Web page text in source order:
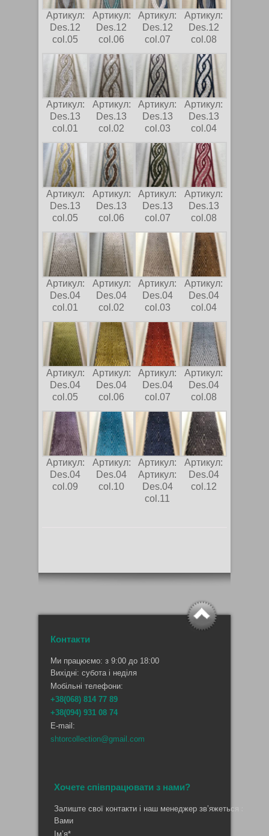
Артикул:
Des.12
col.05
Артикул:
Des.12
col.06
Артикул:
Des.12
col.07
Артикул:
Des.12
col.08
Артикул:
Des.13
col.01
Артикул:
Des.13
col.02
Артикул:
Des.13
col.03
Артикул:
Des.13
col.04
Артикул:
Des.13
col.05
Артикул:
Des.13
col.06
Артикул:
Des.13
col.07
Артикул:
Des.13
col.08
Артикул:
Des.04
col.01
Артикул:
Des.04
col.02
Артикул:
Des.04
col.03
Артикул:
Des.04
col.04
Артикул:
Des.04
col.05
Артикул:
Des.04
col.06
Артикул:
Des.04
col.07
Артикул:
Des.04
col.08
Артикул:
Des.04
col.09
Артикул:
Des.04
col.10
Артикул:
Артикул:
Des.04
col.11
Артикул:
Des.04
col.12
Контакти
Ми працюємо: з 9:00 до 18:00
Вихідні: субота і неділя
Мобільні телефони:
+38(068) 814 77 89
+38(094) 931 08 74
E-mail:
shtorcollection@gmail.com
Хочете співпрацювати з нами?
Залиште свої контакти і наш менеджер зв’яжеться з
Вами
Ім’я*